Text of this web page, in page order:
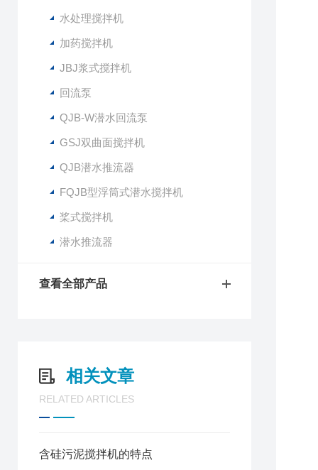
水处理搅拌机
加药搅拌机
JBJ浆式搅拌机
回流泵
QJB-W潜水回流泵
GSJ双曲面搅拌机
QJB潜水推流器
FQJB型浮筒式潜水搅拌机
桨式搅拌机
潜水推流器
查看全部产品
相关文章
RELATED ARTICLES
含硅污泥搅拌机的特点